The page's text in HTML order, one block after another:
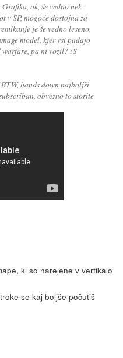
ok, še vedno nek
v SP, mogoče dostojna za
je še vedno leseno,
model, kjer vsi padajo
warfare, pa ni vozil? :S
hands down najboljši
obvezno to storite
ki so narejene v vertikalo
se kaj boljše počutiš